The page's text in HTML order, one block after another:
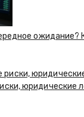
юридические